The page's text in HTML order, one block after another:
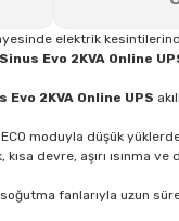
elektrik
Evo 2KVA Online
2KVA Online UPS
ECO moduyla düşük
kısa devre, aşırı ısınma
soğutma fanlarıyla uzun